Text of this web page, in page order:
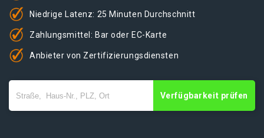
Niedrige Latenz: 25 Minuten Durchschnitt
Zahlungsmittel: Bar oder EC-Karte
Anbieter von Zertifizierungsdiensten
Verfügbarkeit prüfen